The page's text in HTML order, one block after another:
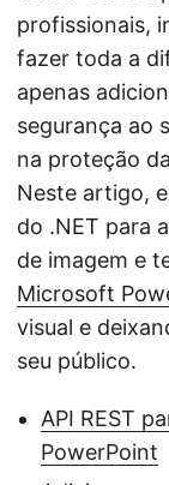
profissionais,
fazer toda a
apenas
segurança ao
na proteção
Neste artigo,
do .NET para
de imagem e
Microsoft
visual e
seu público.
API REST
PowerPoint